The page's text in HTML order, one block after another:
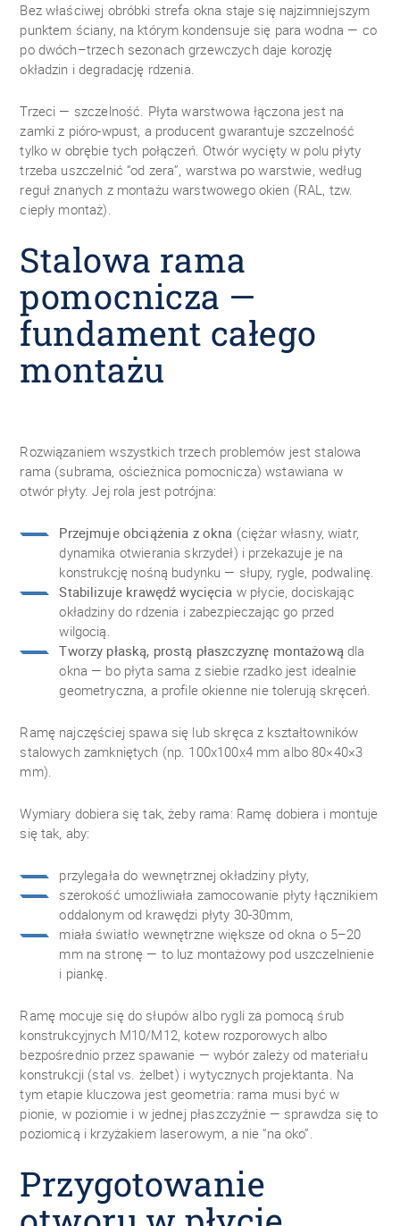
Bez właściwej obróbki strefa okna staje się najzimniejszym
punktem ściany, na którym kondensuje się para wodna — co
po dwóch–trzech sezonach grzewczych daje korozję
okładzin i degradację rdzenia.
Trzeci — szczelność. Płyta warstwowa łączona jest na
zamki z pióro-wpust, a producent gwarantuje szczelność
tylko w obrębie tych połączeń. Otwór wycięty w polu płyty
trzeba uszczelnić “od zera”, warstwa po warstwie, według
reguł znanych z montażu warstwowego okien (RAL, tzw.
ciepły montaż).
Stalowa rama
pomocnicza —
fundament całego
montażu
Rozwiązaniem wszystkich trzech problemów jest stalowa
rama (subrama, ościeżnica pomocnicza) wstawiana w
otwór płyty. Jej rola jest potrójna:
Przejmuje obciążenia z okna (ciężar własny, wiatr,
dynamika otwierania skrzydeł) i przekazuje je na
konstrukcję nośną budynku — słupy, rygle, podwalinę.
Stabilizuje krawędź wycięcia w płycie, dociskając
okładziny do rdzenia i zabezpieczając go przed
wilgocią.
Tworzy płaską, prostą płaszczyznę montażowądla
okna — bo płyta sama z siebie rzadko jest idealnie
geometryczna, a profile okienne nie tolerują skręceń.
Ramę najczęściej spawa się lub skręca z kształtowników
stalowych zamkniętych (np. 100x100x4 mm albo 80×40×3
mm).
Wymiary dobiera się tak, żeby rama: Ramę dobiera i montuje
się tak, aby:
przylegała do wewnętrznej okładziny płyty,
szerokość umożliwiała zamocowanie płyty łącznikiem
oddalonym od krawędzi płyty 30-30mm,
miała światło wewnętrzne większe od okna o 5–20
mm na stronę — to luz montażowy pod uszczelnienie
i piankę.
Ramę mocuje się do słupów albo rygli za pomocą śrub
konstrukcyjnych M10/M12, kotew rozporowych albo
bezpośrednio przez spawanie — wybór zależy od materiału
konstrukcji (stal vs. żelbet) i wytycznych projektanta. Na
tym etapie kluczowa jest geometria: rama musi być w
pionie, w poziomie i w jednej płaszczyźnie — sprawdza się to
poziomicą i krzyżakiem laserowym, a nie “na oko”.
Przygotowanie